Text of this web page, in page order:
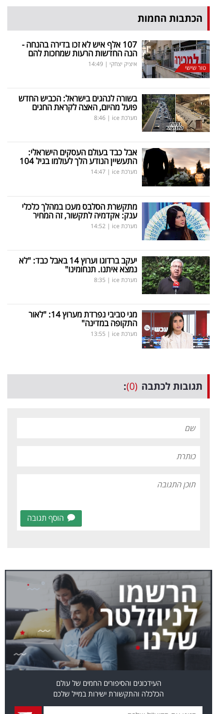
פרסמו
באייס
עקבו
אחרינו:
הכתבות החמות
טור שישי
107 אלף איש לא זכו בדירה בהנחה -
הנה החדשות הרעות שמחכות להם
איציק יצחקי |
14:49
בשורה לנהגים בישראל: הכביש החדש
פועל מהיום, האצה לקראת החגים
מערכת ice |
8:46
אבל כבד בעולם העסקים הישראלי:
התעשיין הנודע הלך לעולמו בגיל 104
מערכת ice |
14:47
מתקשרת הסלבס מעכו במהלך כלכלי
ענק: אקדמיה לתקשור, זה המחיר
מערכת ice |
14:52
יעקב ברדוגו וערוץ 14 באבל כבד: "לא
נמצא איתנו. תנחומינו"
מערכת ice |
8:35
מגי טביבי נפרדת מערוץ 14: "לאור
התקופה במדינה"
מערכת ice |
13:55
תגובות לכתבה (0)
:
הוסף תגובה
העידכונים והסיפורים החמים של עולם
הכלכלה והתקשורת ישירות במייל שלכם